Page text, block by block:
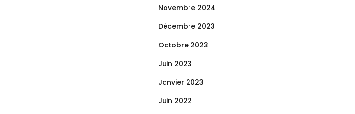
Novembre 2024
Décembre 2023
Octobre 2023
Juin 2023
Janvier 2023
Juin 2022